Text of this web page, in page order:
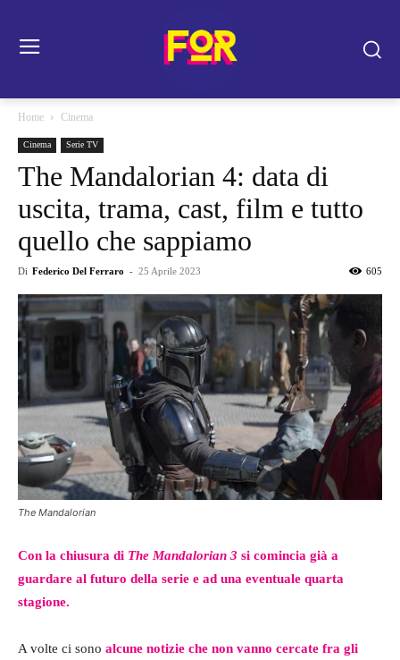
Home Cinema
Cinema Serie TV
The Mandalorian 4: data di
uscita, trama, cast, film e tutto
quello che sappiamo
Di Federico Del Ferraro - 25 Aprile 2023 605
The Mandalorian
Con la chiusura di The Mandalorian 3 si comincia già a
guardare al futuro della serie e ad una eventuale quarta
stagione.
A volte ci sono alcune notizie che non vanno cercate fra gli